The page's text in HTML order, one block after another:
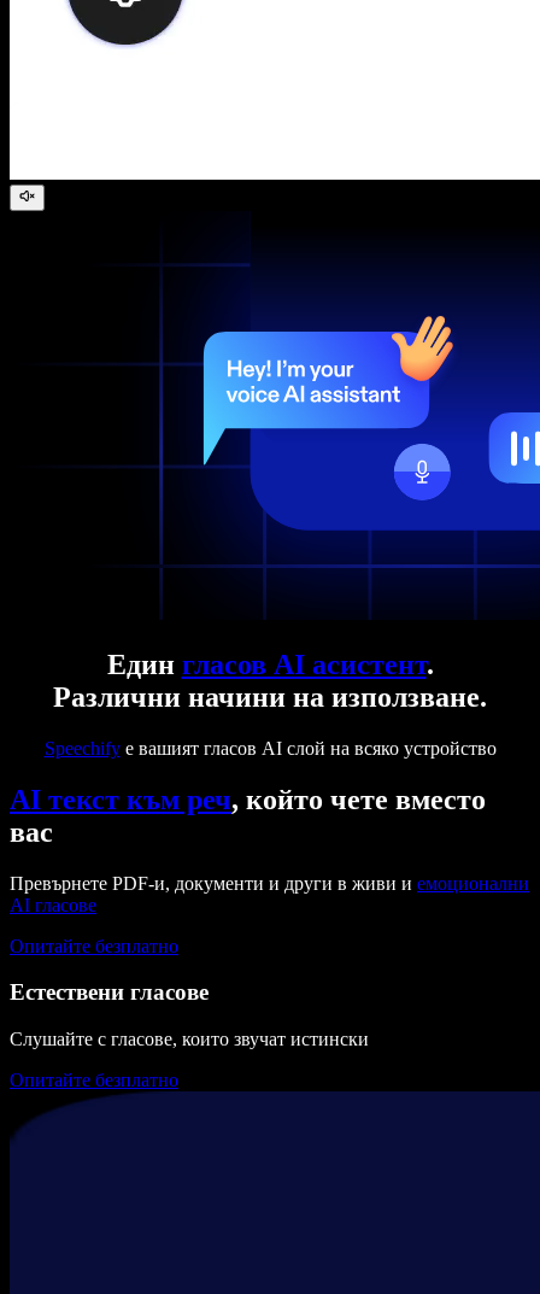
Един гласов AI асистент.
Различни начини на използване.
Speechifyе вашият гласов AI слой на всяко устройство
AI текст към реч, който чете вместо
вас
Превърнете PDF-и, документи и други в живи и емоционални
AI гласове
Опитайте безплатно
Естествени гласове
Слушайте с гласове, които звучат истински
Опитайте безплатно